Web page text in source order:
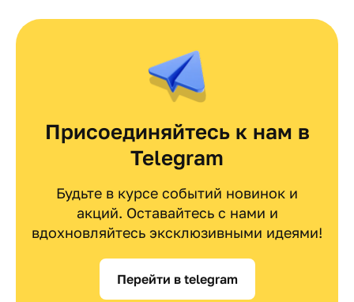
Присоединяйтесь к нам в
Telegram
Будьте в курсе событий новинок и
акций. Оставайтесь с нами и
вдохновляйтесь эксклюзивными идеями!
Перейти в telegram